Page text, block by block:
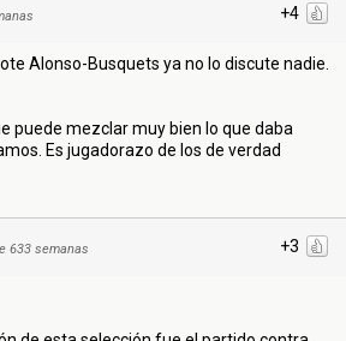
+4
Alonso-Busquets ya no lo discute nadie.
puede mezclar muy bien lo que daba
Es jugadorazo de los de verdad
+3
633 semanas